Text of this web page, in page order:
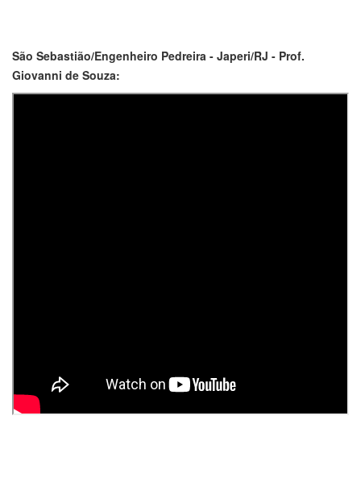
São Sebastião/Engenheiro Pedreira - Japeri/RJ - Prof.
Giovanni de Souza: